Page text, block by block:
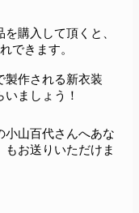
購入して頂くと、
できます。
製作される新衣装
ましょう！
小山百代さんへあな
お送りいただけま